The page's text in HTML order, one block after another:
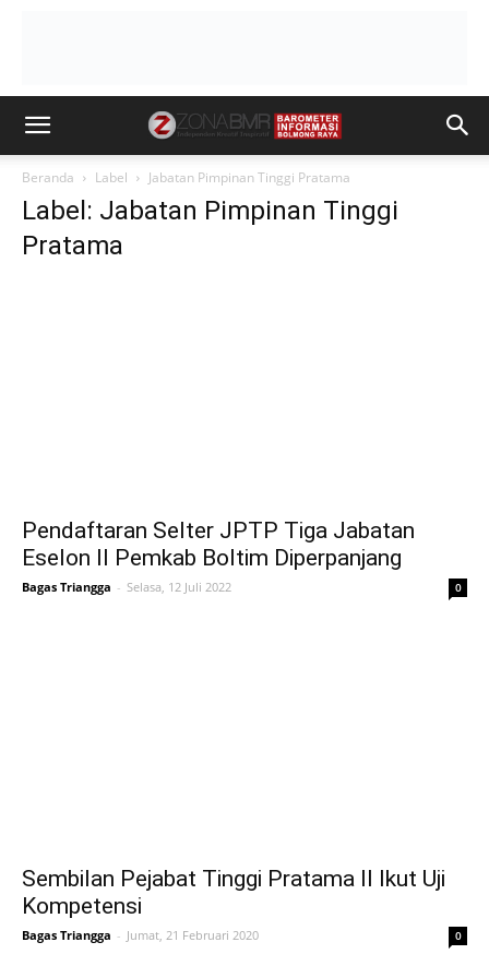
Beranda Label Jabatan Pimpinan Tinggi Pratama
Label: Jabatan Pimpinan Tinggi
Pratama
Pendaftaran Selter JPTP Tiga Jabatan
Eselon II Pemkab Boltim Diperpanjang
Bagas Triangga - Selasa, 12 Juli 2022 0
Sembilan Pejabat Tinggi Pratama II Ikut Uji
Kompetensi
Bagas Triangga - Jumat, 21 Februari 2020 0